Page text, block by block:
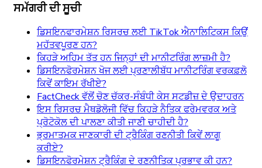
ਸਮੱਗਰੀ ਦੀ ਸੂਚੀ
ਡਿਸਇਨਫਾਰਮੇਸ਼ਨ ਰਿਸਰਚ ਲਈ TikTok ਐਨਾਲਿਟਿਕਸ ਕਿਉਂ
ਮਹੱਤਵਪੂਰਣ ਹਨ?
ਕਿਹੜੇ ਅਹਿਮ ਤੱਤ ਹਨ ਜਿਨ੍ਹਾਂ ਦੀ ਮਾਨੀਟਰਿੰਗ ਲਾਜ਼ਮੀ ਹੈ?
ਡਿਸਇਨਫੋਰਮੇਸ਼ਨ ਖੋਜ ਲਈ ਪ੍ਰਣਾਲੀਬੱਧ ਮਾਨੀਟਰਿੰਗ ਵਰਕਫ਼ਲੋ
ਕਿਵੇਂ ਕਾਇਮ ਰੱਖੀਏ?
FactCheck ਵੱਲੋਂ ਚੋਣ ਚੱਕਰ-ਸੰਬੰਧੀ ਕੇਸ ਸਟਡੀਜ਼ ਦੇ ਉਦਾਹਰਨ
ਇਸ ਰਿਸਰਚ ਮੈਥਡੋਲੋਜੀ ਵਿੱਚ ਕਿਹੜੇ ਨੈਤਿਕ ਫਰੇਮਵਰਕ ਅਤੇ
ਪ੍ਰੋਟੋਕੋਲ ਦੀ ਪਾਲਣਾ ਕੀਤੀ ਜਾਣੀ ਚਾਹੀਦੀ ਹੈ?
ਭ੍ਰਮਾਤਮਕ ਜਾਣਕਾਰੀ ਦੀ ਟ੍ਰੈਕਿੰਗ ਰਣਨੀਤੀ ਕਿਵੇਂ ਲਾਗੂ
ਕਰੀਏ?
ਡਿਸਇਨਫੋਰਮੇਸ਼ਨ ਟ੍ਰੈਕਿੰਗ ਦੇ ਰਣਨੀਤਿਕ ਪ੍ਰਭਾਵ ਕੀ ਹਨ?